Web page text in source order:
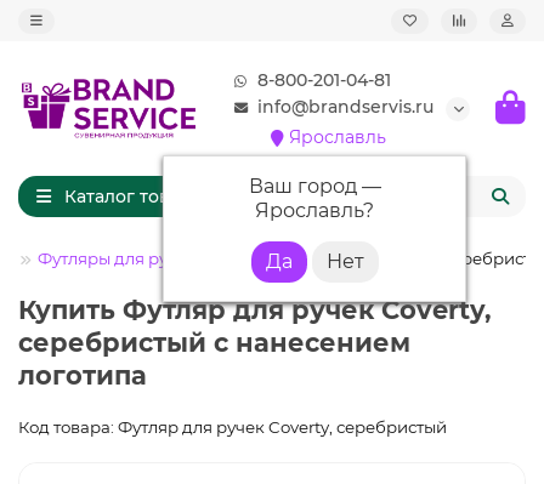
8-800-201-04-81
info@brandservis.ru
Ярославль
Ваш город —
Ярославль?
Каталог товаров
Футляры для ручек Футляр для ручек Coverty,
Купить Футляр для ручек Coverty,
серебристый с нанесением
логотипа
Код товара: Футляр для ручек Coverty, серебристый